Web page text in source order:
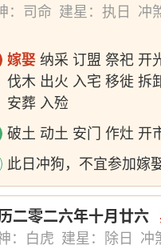
：司命 建星：执日
冲
嫁娶 纳采 订盟 祭祀 开
伐木 出火 入宅 移徙 拆
安葬 入殓
破土 动土 安门 作灶 开
此日冲狗，不宜参加嫁
二零二六年十月廿六
：白虎 建星：除日
冲